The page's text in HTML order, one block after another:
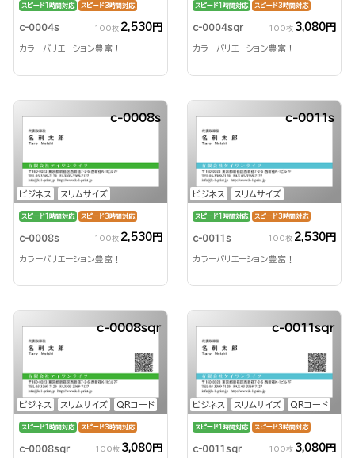
スピード1時間対応 スピード3時間対応
c-0004s 100枚 2,530円
カラーバリエーション豊富！
スピード1時間対応 スピード3時間対応
c-0004sqr 100枚 3,080円
カラーバリエーション豊富！
ビジネス スリムサイズ
c-0008s
スピード1時間対応 スピード3時間対応
c-0008s 100枚 2,530円
カラーバリエーション豊富！
ビジネス スリムサイズ
c-0011s
スピード1時間対応 スピード3時間対応
c-0011s 100枚 2,530円
カラーバリエーション豊富！
ビジネス スリムサイズ QRコード
c-0008sqr
スピード1時間対応 スピード3時間対応
c-0008sqr 100枚 3,080円
ビジネス スリムサイズ QRコード
c-0011sqr
スピード1時間対応 スピード3時間対応
c-0011sqr 100枚 3,080円